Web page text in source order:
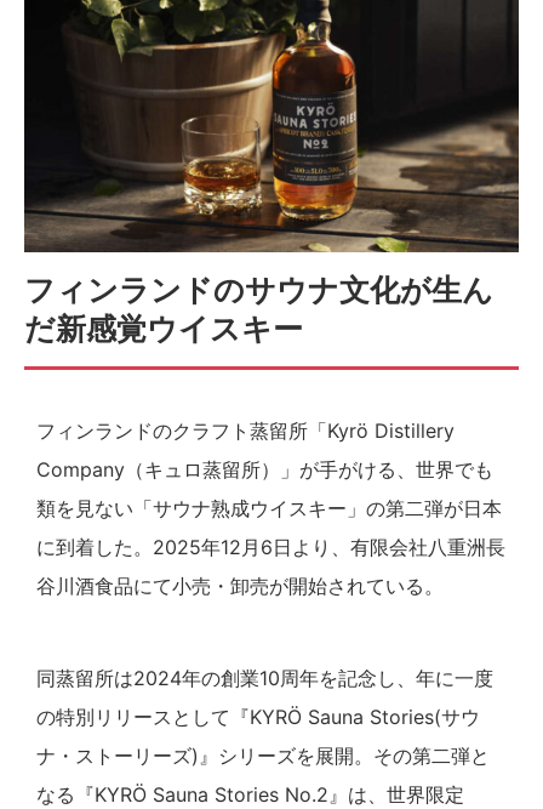
フィンランドのサウナ文化が生ん
だ新感覚ウイスキー
フィンランドのクラフト蒸留所「Kyrö Distillery
Company（キュロ蒸留所）」が手がける、世界でも
類を見ない「サウナ熟成ウイスキー」の第二弾が日本
に到着した。2025年12月6日より、有限会社八重洲長
谷川酒食品にて小売・卸売が開始されている。
同蒸留所は2024年の創業10周年を記念し、年に一度
の特別リリースとして『KYRÖ Sauna Stories(サウ
ナ・ストーリーズ)』シリーズを展開。その第二弾と
なる『KYRÖ Sauna Stories No.2』は、世界限定